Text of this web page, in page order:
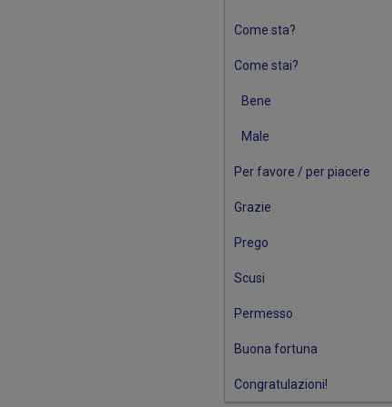
Come sta?
Come stai?
Bene
Male
Per favore / per piacere
Grazie
Prego
Scusi
Permesso
Buona fortuna
Congratulazioni!